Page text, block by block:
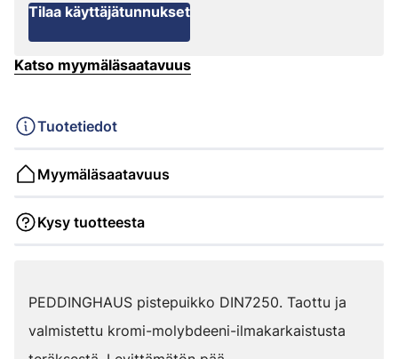
Tilaa käyttäjätunnukset
Katso myymäläsaatavuus
Tuotetiedot
Myymäläsaatavuus
Kysy tuotteesta
PEDDINGHAUS pistepuikko DIN7250. Taottu ja
valmistettu kromi-molybdeeni-ilmakarkaistusta